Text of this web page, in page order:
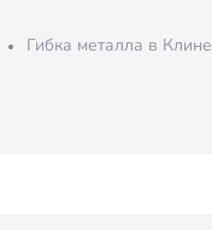
Гибка металла в Клине